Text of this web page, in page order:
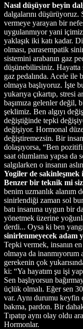
Nasıl düşüyor beyin
dalgalarını
vermeye yarayan bir
uygulanmıyor yani
yaklaşık iki katı kadar.
olması, parasempatik
sistemini arabanın gaz
düşünebilirsiniz. Hayatta
gaz pedalında. Acele ile
olmaya başlıyoruz. İşte
yukarıya çıkartıp, stresi
başımıza gelenler değil,
şeklimiz. Ben algıyı
değiştiğinde tepki
değişiyor. Hormonal
değiştiremezsin. Bir
dolaşıyorsa, “Ben
saat olumlama yapsa da
salgılarken o insanın
Yogiler de
Benzer bir teknik mi
benim uzmanlık alanım
sinirlendiği zaman sol
batı insanına uygun bir
yönetmek üzerine
derdi... Oysa ki ben
sinirlenmeyecek adam
Tepki vermek, insanın
olmaya da inanmıyorum
gerekenin çok
ki: “Ya hayatım şu işi
Sen başlıyorsun
üçlük olmalı. Eğer sen
var. Aynı durumu keyfin
bakma, pardon. Bir
Tıpatıp aynı olay oldu
Hormonlar.